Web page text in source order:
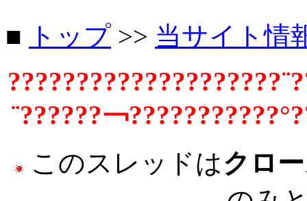
■ トップ >> 当サイト情
¨??????￢
このスレッドはクロ